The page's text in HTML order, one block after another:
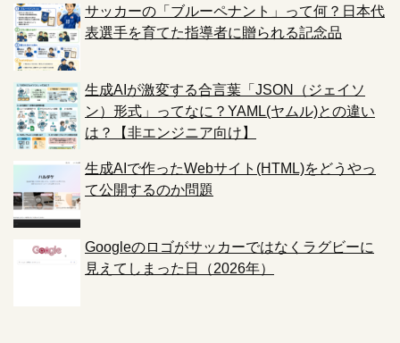
サッカーの「ブルーペナント」って何？日本代
表選手を育てた指導者に贈られる記念品
生成AIが激変する合言葉「JSON（ジェイソ
ン）形式」ってなに？YAML(ヤムル)との違い
は？【非エンジニア向け】
生成AIで作ったWebサイト(HTML)をどうやっ
て公開するのか問題
Googleのロゴがサッカーではなくラグビーに
見えてしまった日（2026年）